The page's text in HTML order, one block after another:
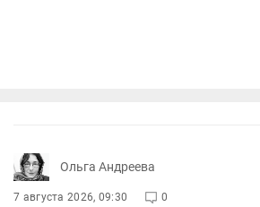
Ольга Андреева
7 августа 2026, 09:30 0